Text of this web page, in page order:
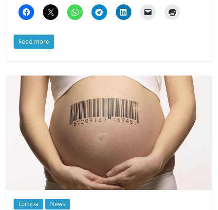
Read more
Europa News